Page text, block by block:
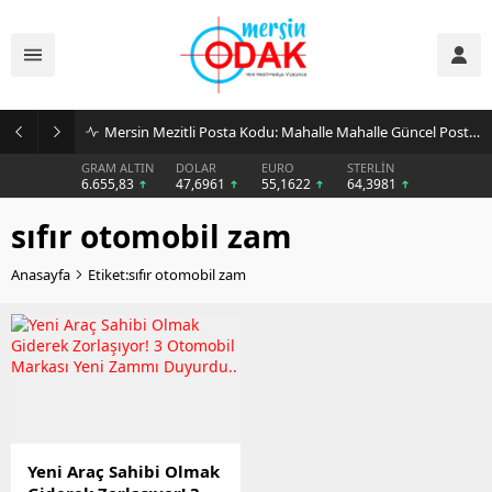
Mersin Mezitli Posta Kodu: Mahalle Mahalle Güncel Posta Kodu Rehberi
GRAM ALTIN
6.655,83
DOLAR
47,6961
EURO
55,1622
STERLİN
64,3981
sıfır otomobil zam
Anasayfa Etiket:sıfır otomobil zam
Yeni Araç Sahibi Olmak